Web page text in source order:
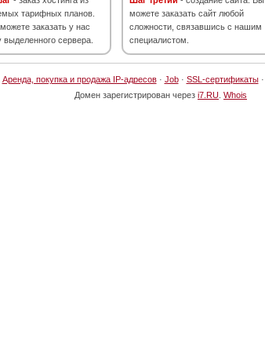
тарифных планов.
заказать у нас
выделенного сервера.
можете заказать сайт любой
сложности, связавшись с нашим
специалистом.
Аренда, покупка и продажа IP-адресов· Job· SSL-сертификаты·
Домен зарегистрирован через i7.RU Whois